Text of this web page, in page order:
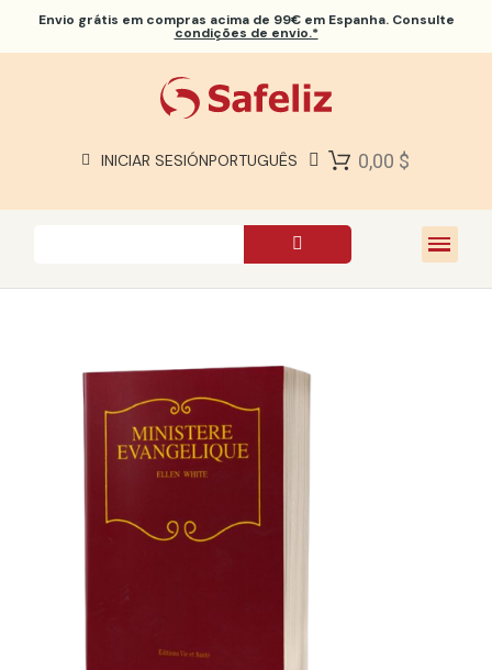
Envio grátis em compras acima de 99€ em Espanha. Consulte
condições de envio.*
INICIAR SESIÓNPORTUGUÊS 0,00 $
SOBRE NÓS